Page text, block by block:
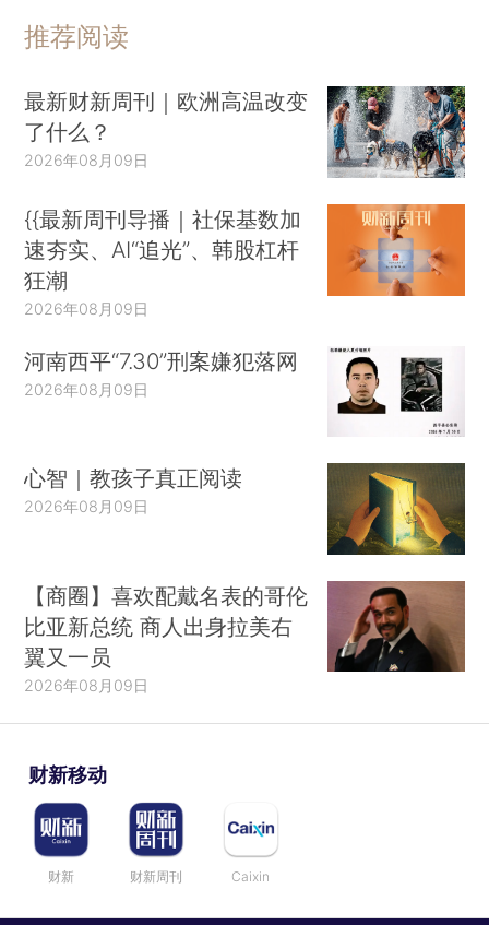
推荐阅读
最新财新周刊｜欧洲高温改变
了什么？
2026年08月09日
{{最新周刊导播｜社保基数加
速夯实、AI“追光”、韩股杠杆
狂潮
2026年08月09日
河南西平“7.30”刑案嫌犯落网
2026年08月09日
心智｜教孩子真正阅读
2026年08月09日
【商圈】喜欢配戴名表的哥伦
比亚新总统 商人出身拉美右
翼又一员
2026年08月09日
财新移动
财新 财新周刊 Caixin